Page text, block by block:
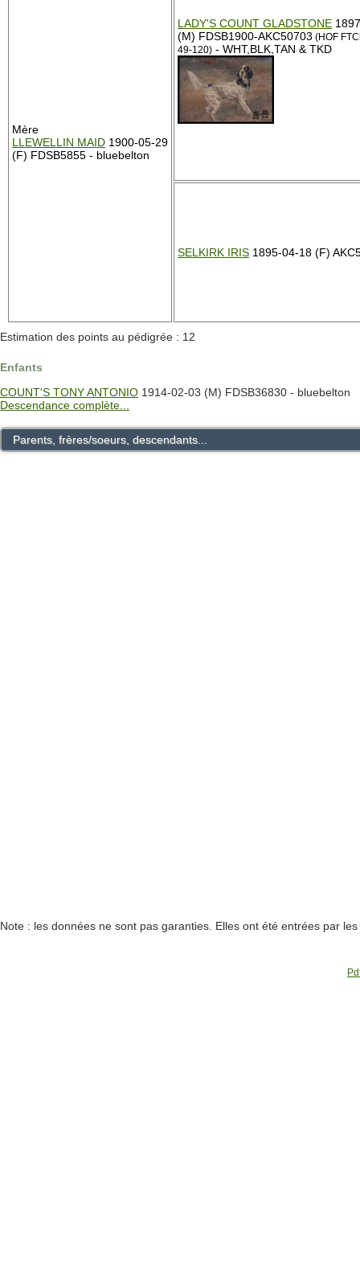
Mère
LLEWELLIN MAID 1900-05-29
(F) FDSB5855 - bluebelton
LADY'S COUNT GLADSTONE
(M) FDSB1900-AKC50703 (HOF
49-120) - WHT,BLK,TAN & TKD
SELKIRK IRIS 1895-04-18 (F)
Estimation des points au pédigrée : 12
Enfants
COUNT'S TONY ANTONIO 1914-02-03 (M) FDSB36830 - bluebelton
Descendance complète...
Parents, frères/soeurs, descendants...
Note : les données ne sont pas garanties. Elles ont été entrées par